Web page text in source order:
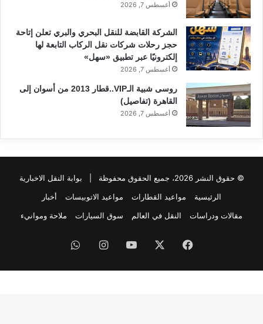
أغسطس 7, 2026
الشركة القابضة للنقل البحري والبري تعلن إتاحة
حجز رحلات شركات نقل الركاب التابعة لها
إلكترونيًا عبر تطبيق «سهل»
أغسطس 7, 2026
روسى شبية الـVIP..قطار 2013 من أسوان إلى
القاهرة (تفاصيل)
أغسطس 7, 2026
© حقوق النشر 2026، جميع الحقوق محفوظة |
بوابة النقل الاخبارية
الرئيسية
مواعيد القطارات مواعيد الاتوبيسات
أخبار
مقالات ودراسات
النقل في العالم سوق السيارات ملاحة وموانيء
فيسبوك ‫YouTubeانستقرام